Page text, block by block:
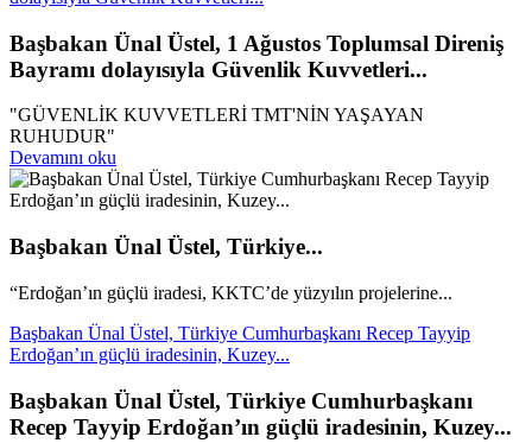
Başbakan Ünal Üstel, 1 Ağustos Toplumsal Direniş
Bayramı dolayısıyla Güvenlik Kuvvetleri...
"GÜVENLİK KUVVETLERİ TMT'NİN YAŞAYAN
RUHUDUR"
Devamını oku
Başbakan Ünal Üstel, Türkiye...
“Erdoğan’ın güçlü iradesi, KKTC’de yüzyılın projelerine...
Başbakan Ünal Üstel, Türkiye Cumhurbaşkanı Recep Tayyip
Erdoğan’ın güçlü iradesinin, Kuzey...
Başbakan Ünal Üstel, Türkiye Cumhurbaşkanı
Recep Tayyip Erdoğan’ın güçlü iradesinin, Kuzey...